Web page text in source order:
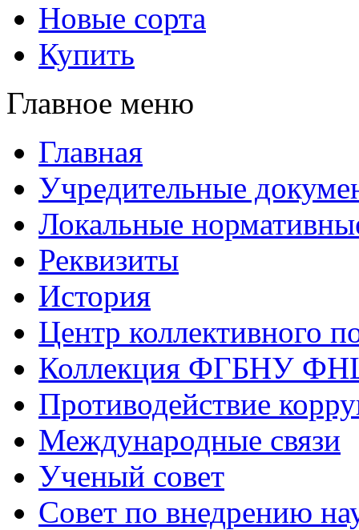
Новые сорта
Купить
Главное меню
Главная
Учредительные
Локальные
Реквизиты
История
Центр коллективного
Коллекция ФГБНУ
Противодействие
Международные связи
Ученый совет
Совет по внедрению